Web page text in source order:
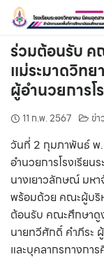
Skip
content
ร่วมต้อนรับ ค
แม่ระมาดวิท
ผู้อำนวยการโ
11 ก.พ. 2567 ข่า
วันที่ 2 กุมภาพันธ์
อำนวยการโรงเรีย
นางเยาวลักษณ์ มห
พร้อมด้วย คณะผู้บริ
ต้อนรับ คณะศึกษาดู
นายทวีศักดิ์ คำภีระ
และบุคลากรทางกา